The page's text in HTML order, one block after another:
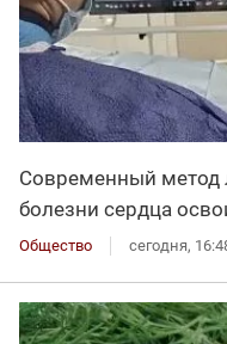
Современный метод
болезни сердца
Общество сегодня,